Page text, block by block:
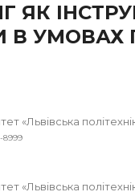
ЯК
УМОВАХ
«Львівська
8999
«Львівська